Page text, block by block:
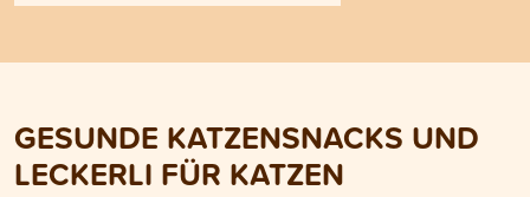
und zeigen dir die Unterschiede
Konkurrenzprodukte.
GESUNDE KATZENSNACKS UND
LECKERLI FÜR KATZEN